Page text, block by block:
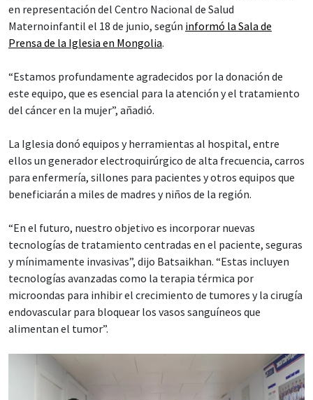
en representación del Centro Nacional de Salud
Maternoinfantil el 18 de junio, según informó la Sala de
Prensa de la Iglesia en Mongolia.
“Estamos profundamente agradecidos por la donación de
este equipo, que es esencial para la atención y el tratamiento
del cáncer en la mujer”, añadió.
La Iglesia donó equipos y herramientas al hospital, entre
ellos un generador electroquirúrgico de alta frecuencia, carros
para enfermería, sillones para pacientes y otros equipos que
beneficiarán a miles de madres y niños de la región.
“En el futuro, nuestro objetivo es incorporar nuevas
tecnologías de tratamiento centradas en el paciente, seguras
y mínimamente invasivas”, dijo Batsaikhan. “Estas incluyen
tecnologías avanzadas como la terapia térmica por
microondas para inhibir el crecimiento de tumores y la cirugía
endovascular para bloquear los vasos sanguíneos que
alimentan el tumor”.